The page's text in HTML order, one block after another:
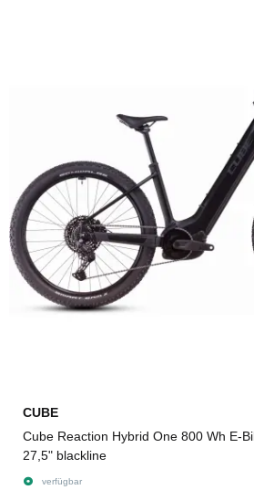
CUBE
Cube Reaction Hybrid One 800 Wh E-
27,5" blackline
verfügbar